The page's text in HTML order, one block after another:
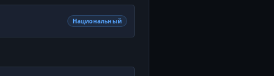
Национальный